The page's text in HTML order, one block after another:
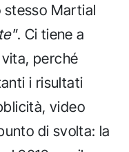
stesso Martial
. Ci tiene a
perché
i risultati
video
di svolta: la